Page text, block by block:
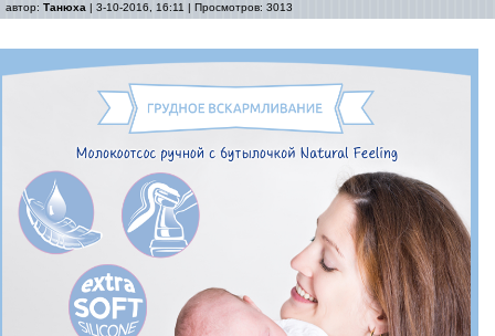
автор: Танюха | 3-10-2016, 16:11 | Просмотров: 3013